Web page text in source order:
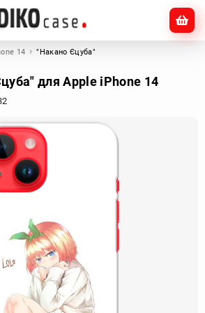
14 "Накано Єцуба"
для Apple iPhone 14